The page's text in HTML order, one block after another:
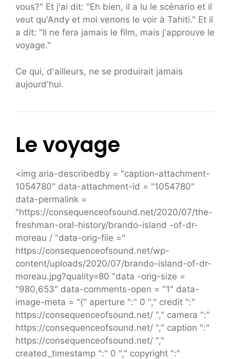
vous?" Et j'ai dit: "Eh bien, il a lu le scénario et il
veut qu'Andy et moi venons le voir à Tahiti." Et il
a dit: "Il ne fera jamais le film, mais j'approuve le
voyage."
Ce qui, d'ailleurs, ne se produirait jamais
aujourd'hui.
Le voyage
<img aria-describedby = "caption-attachment-
1054780" data-attachment-id = "1054780"
data-permalink =
"https://consequenceofsound.net/2020/07/the-
freshman-oral-history/brando-island -of-dr-
moreau / "data-orig-file ="
https://consequenceofsound.net/wp-
content/uploads/2020/07/brando-island-of-dr-
moreau.jpg?quality=80 "data -orig-size =
"980,653" data-comments-open = "1" data-
image-meta = "{" aperture ":" 0 "," credit ":"
https://consequenceofsound.net/ "," camera ":"
https://consequenceofsound.net/ "," caption ":"
https://consequenceofsound.net/ ","
created_timestamp ":" 0 "," copyright ":"